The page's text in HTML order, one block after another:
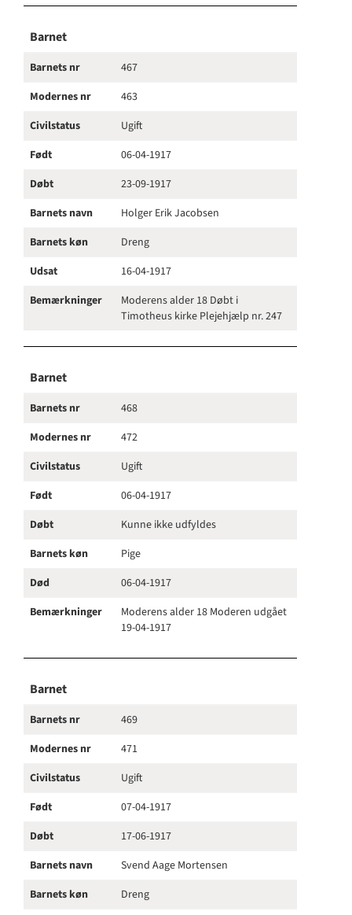
Barnet
Barnets nr
467
Modernes nr
463
Civilstatus
Ugift
Født
06-04-1917
Døbt
23-09-1917
Barnets navn
Holger Erik Jacobsen
Barnets køn
Dreng
Udsat
16-04-1917
Bemærkninger
Moderens alder 18 Døbt i
Timotheus kirke Plejehjælp nr. 247
Barnet
Barnets nr
468
Modernes nr
472
Civilstatus
Ugift
Født
06-04-1917
Døbt
Kunne ikke udfyldes
Barnets køn
Pige
Død
06-04-1917
Bemærkninger
Moderens alder 18 Moderen udgået
19-04-1917
Barnet
Barnets nr
469
Modernes nr
471
Civilstatus
Ugift
Født
07-04-1917
Døbt
17-06-1917
Barnets navn
Svend Aage Mortensen
Barnets køn
Dreng